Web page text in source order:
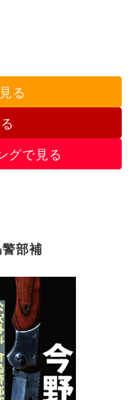
る
グで見る
部補